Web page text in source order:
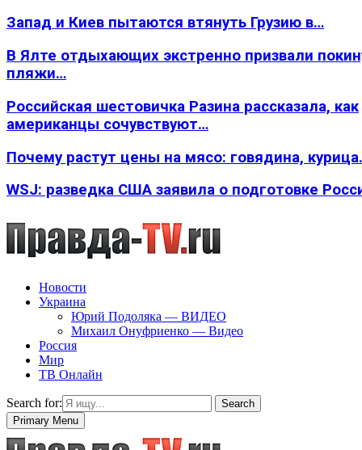
Запад и Киев пытаются втянуть Грузию в…
В Ялте отдыхающих экстренно призвали
пляжи…
Российская шестовичка Разина рассказала, как
американцы сочувствуют…
Почему растут цены на мясо: говядина,
WSJ: разведка США заявила о подготовке
Новости
Украина
Юрий Подоляка — ВИДЕО
Михаил Онуфриенко — Видео
Россия
Мир
ТВ Онлайн
Search for:
Search
Primary Menu